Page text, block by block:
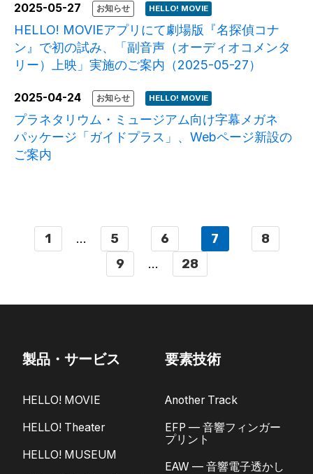
2025-05-27 お知らせ HELLO! MOVIE
HELLO! MOVIEアプリにて劇場版『名探偵コナ
ン』で初の試み、「副音声（オーディオコメンタ
リー）上映」実施のご案内（2025-05-27）
2025-04-24 お知らせ HELLO! MOVIE
プラネタリウム・ミュージアム向け字幕メガネ
パッケージ「ガイドプラス」、Webページ新設の
ご案内
1 ... 5 6 7
8
9
... 28
製品・サービス
HELLO! MOVIE
HELLO! Theater
HELLO! MUSEUM
要素技術
Another Track
EFP — 音響フィンガー
プリント
EAW — 音響電子透かし